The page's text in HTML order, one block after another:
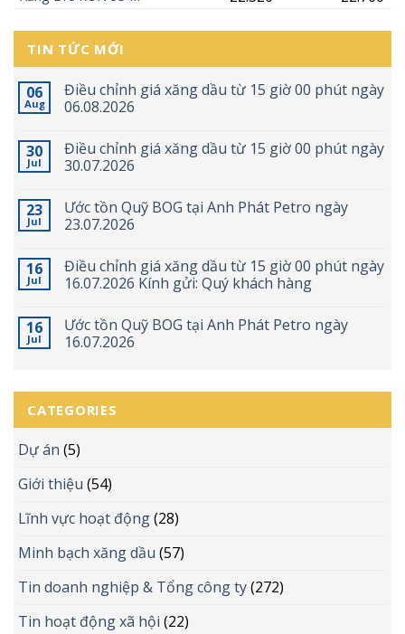
TIN TỨC MỚI
06
Aug
Điều chỉnh giá xăng dầu từ 15 giờ 00 phút ngày
06.08.2026
30
Jul
Điều chỉnh giá xăng dầu từ 15 giờ 00 phút ngày
30.07.2026
23
Jul
Ước tồn Quỹ BOG tại Anh Phát Petro ngày
23.07.2026
16
Jul
Điều chỉnh giá xăng dầu từ 15 giờ 00 phút ngày
16.07.2026 Kính gửi: Quý khách hàng
16
Jul
Ước tồn Quỹ BOG tại Anh Phát Petro ngày
16.07.2026
CATEGORIES
Dự án (5)
Giới thiệu (54)
Lĩnh vực hoạt động(28)
Minh bạch xăng dầu (57)
Tin doanh nghiệp & Tổng công ty(272)
Tin hoạt động xã hội (22)